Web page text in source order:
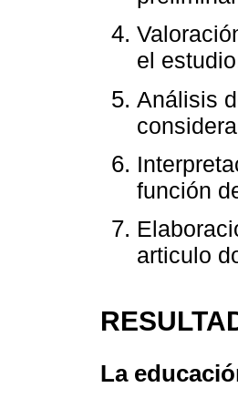
el
Análisis
función
articulo
La